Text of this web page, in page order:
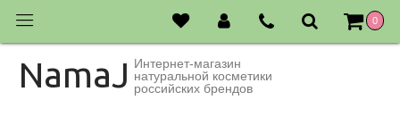
0
NamaJ Интернет-магазин
натуральной косметики
российских брендов